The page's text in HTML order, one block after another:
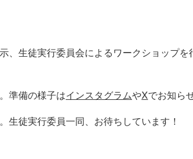
生徒実行委員会によるワークショップを
準備の様子はインスタグラムやXでお知ら
徒実行委員一同、お待ちしています！